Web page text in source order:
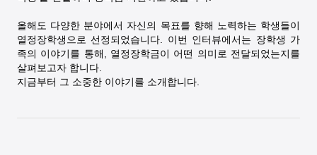
올해도 다양한 분야에서 자신의 목표를 향해 노력하는 학생들이
열정장학생으로 선정되었습니다. 이번 인터뷰에서는 장학생 가
족의 이야기를 통해, 열정장학금이 어떤 의미로 전달되었는지를
살펴보고자 합니다.
지금부터 그 소중한 이야기를 소개합니다.